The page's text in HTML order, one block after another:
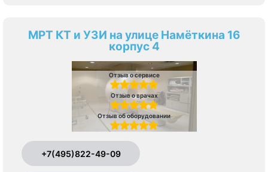
МРТ КТ и УЗИ на улице Намёткина 16
корпус 4
Отзыв о сервисе
Отзыв о врачах
Отзыв об оборудовании
+7(495)822-49-09